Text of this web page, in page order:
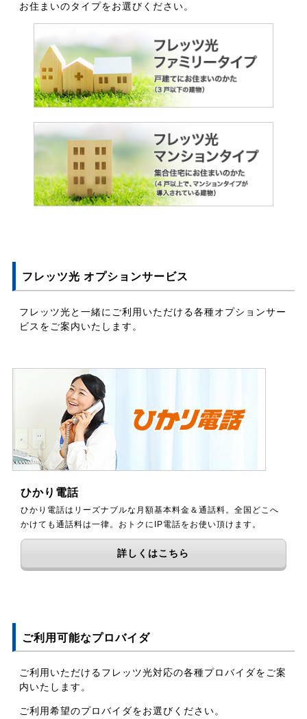
お住まいのタイプをお選びください。
フレッツ光 オプションサービス
フレッツ光と一緒にご利用いただける各種オプションサー
ビスをご案内いたします。
ひかり電話
ひかり電話はリーズナブルな月額基本料金＆通話料。全国どこへ
かけても通話料は一律。おトクにIP電話をお使い頂けます。
詳しくはこちら
ご利用可能なプロバイダ
ご利用いただけるフレッツ光対応の各種プロバイダをご案
内いたします。
ご利用希望のプロバイダをお選びください。